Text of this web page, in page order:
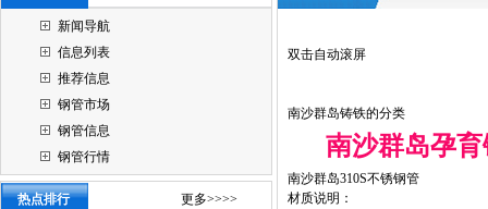
新闻导航
信息列表
推荐信息
钢管市场
钢管信息
钢管行情
热点排行
更多>>>>
双击自动滚屏
南沙群岛铸铁的分类
南沙群岛孕
南沙群岛310S不锈钢管
材质说明：